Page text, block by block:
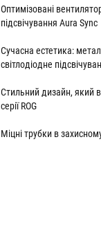
Оптимізовані
підсвічування Aura Sync
Сучасна естетика:
світлодіодне
Стильний дизайн, який
серії ROG
Міцні трубки в